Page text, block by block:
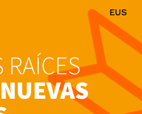
EUS
RAÍCES